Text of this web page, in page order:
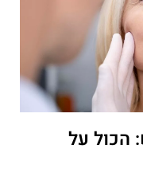
הכול על